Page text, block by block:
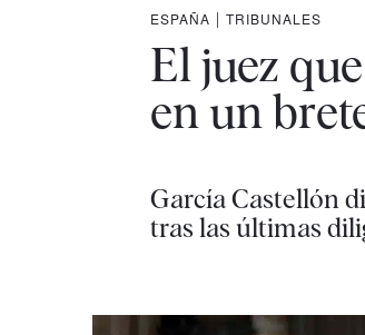
ESPAÑA | TRIBUNALES
El juez
en un
García Castellón
tras las últimas